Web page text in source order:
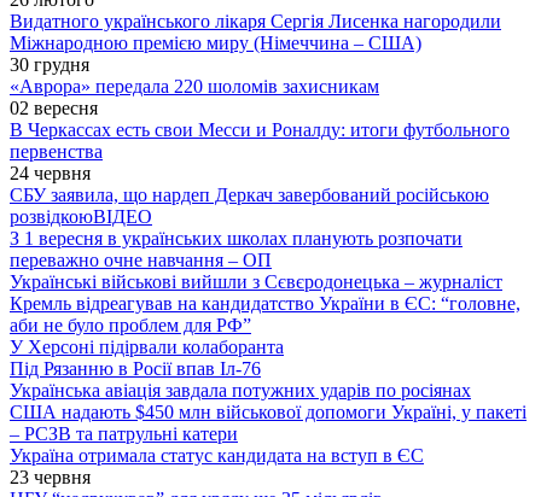
Видатного українського лікаря Сергія Лисенка нагородили
Міжнародною премією миру (Німеччина – США)
30 грудня
«Аврора» передала 220 шоломів захисникам
02 вересня
В Черкассах есть свои Месси и Роналду: итоги футбольного
первенства
24 червня
СБУ заявила, що нардеп Деркач завербований російською
розвідкоюВІДЕО
З 1 вересня в українських школах планують розпочати
переважно очне навчання – ОП
Українські військові вийшли з Сєвєродонецька – журналіст
Кремль відреагував на кандидатство України в ЄС: “головне,
аби не було проблем для РФ”
У Херсоні підірвали колаборанта
Під Рязанню в Росії впав Іл-76
Українська авіація завдала потужних ударів по росіянах
США надають $450 млн військової допомоги Україні, у пакеті
– РСЗВ та патрульні катери
Україна отримала статус кандидата на вступ в ЄС
23 червня